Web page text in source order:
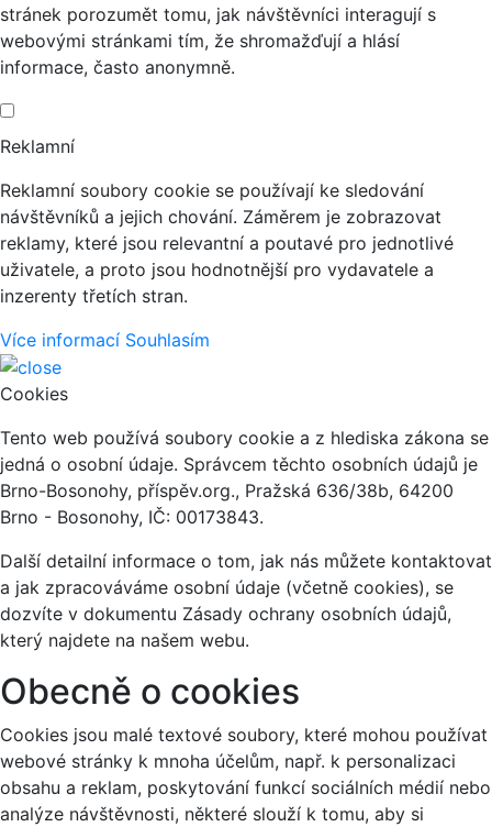
stránek porozumět tomu, jak návštěvníci interagují s
webovými stránkami tím, že shromažďují a hlásí
informace, často anonymně.
Reklamní
Reklamní soubory cookie se používají ke sledování
návštěvníků a jejich chování. Záměrem je zobrazovat
reklamy, které jsou relevantní a poutavé pro jednotlivé
uživatele, a proto jsou hodnotnější pro vydavatele a
inzerenty třetích stran.
Více informací Souhlasím
Cookies
Tento web používá soubory cookie a z hlediska zákona se
jedná o osobní údaje. Správcem těchto osobních údajů je
Brno-Bosonohy, příspěv.org., Pražská 636/38b, 64200
Brno - Bosonohy, IČ: 00173843.
Další detailní informace o tom, jak nás můžete kontaktovat
a jak zpracováváme osobní údaje (včetně cookies), se
dozvíte v dokumentu Zásady ochrany osobních údajů,
který najdete na našem webu.
Obecně o cookies
Cookies jsou malé textové soubory, které mohou používat
webové stránky k mnoha účelům, např. k personalizaci
obsahu a reklam, poskytování funkcí sociálních médií nebo
analýze návštěvnosti, některé slouží k tomu, aby si